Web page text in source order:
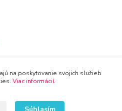
na poskytovanie svojich služieb
Viac informácií.